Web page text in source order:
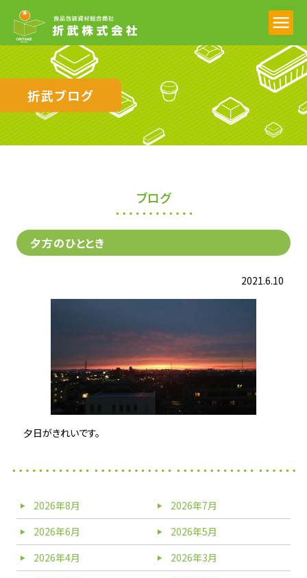
折武ブログ
ブログ
夕方のひととき
2021.6.10
夕日がきれいです。
2026年8月
2026年7月
2026年6月
2026年5月
2026年4月
2026年3月